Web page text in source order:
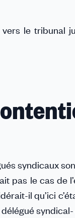
le tribunal
syndicaux
pas le cas de
il qu’ici